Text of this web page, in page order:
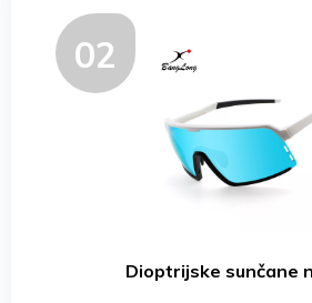
02
Dioptrijske sunčane